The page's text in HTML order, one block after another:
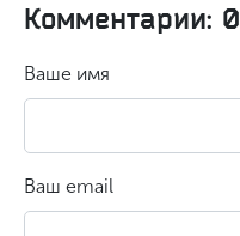
Комментарии: 0
Ваше имя
Ваш email